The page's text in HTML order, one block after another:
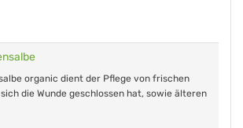
organic dient der Pflege von frischen
die Wunde geschlossen hat, sowie älteren